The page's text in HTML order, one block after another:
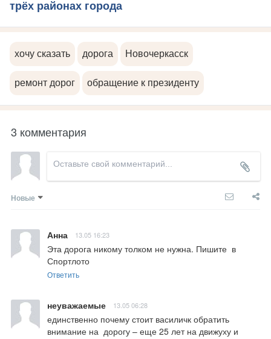
трёх районах города
хочу сказать дорога Новочеркасск
ремонт дорог обращение к президенту
3 комментария
Новые
Анна 13.05 16:23
Эта дорога никому толком не нужна. Пишите  в
Спортлото
Ответить
неуважаемые 13.05 06:28
единственно почему стоит василичк обратить
внимание на  дорогу – еще 25 лет на движуху и